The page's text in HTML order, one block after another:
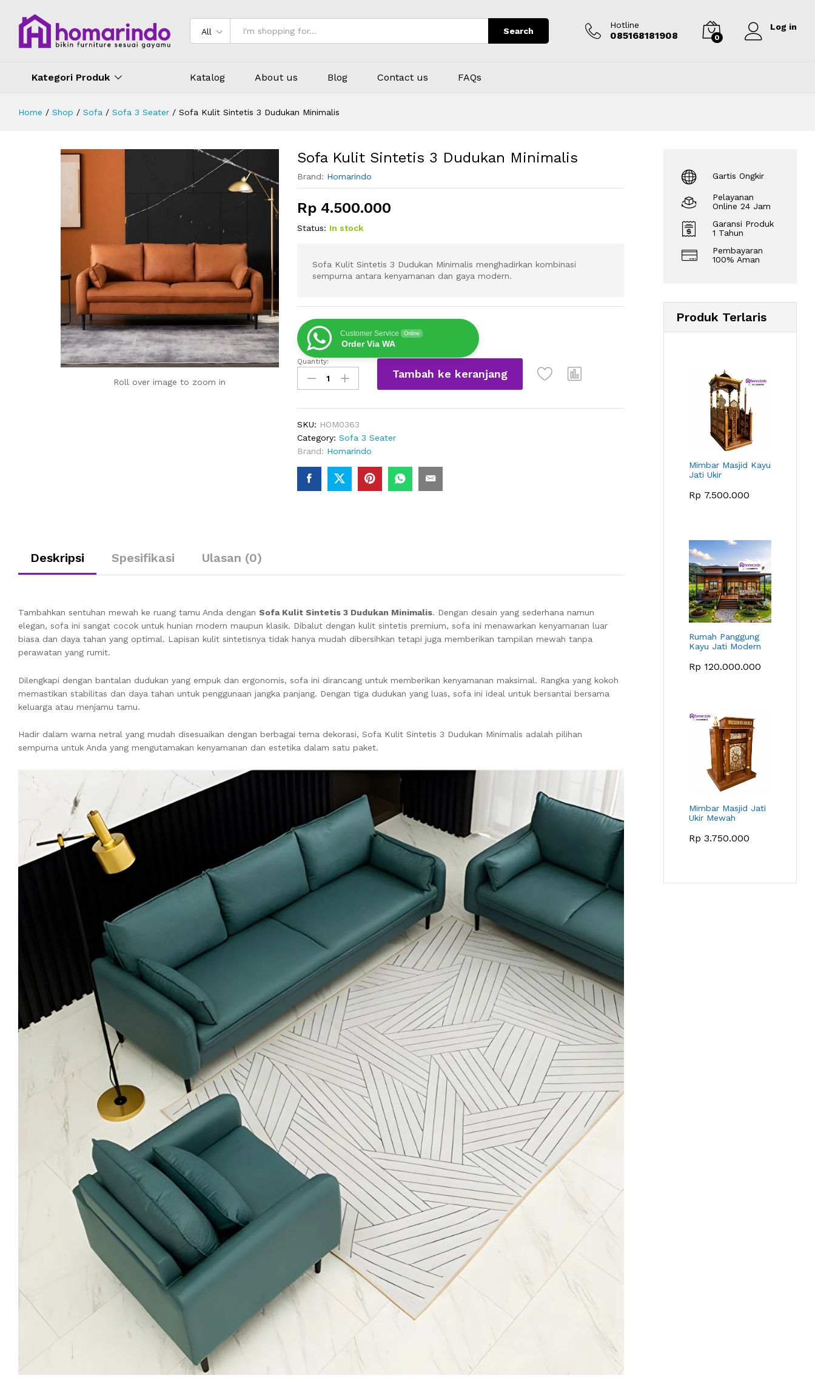
All Search
Hotline
085168181908 0
Log in
Kategori Produk Katalog About us Blog Contact us FAQs
Home / Shop / Sofa / Sofa 3 Seater / Sofa Kulit Sintetis 3 Dudukan Minimalis
Roll over image to zoom in
Sofa Kulit Sintetis 3 Dudukan Minimalis
Brand: Homarindo
Rp4.500.000
Status: In stock
Sofa Kulit Sintetis 3 Dudukan Minimalis menghadirkan kombinasi
sempurna antara kenyamanan dan gaya modern.
Customer Service Online
Order Via WA
Sofa
Kulit
Sintetis
Minimalis
quantity
Quantity:
Tambah ke keranjang
SKU: HOM0363
Category: Sofa 3 Seater
Brand: Homarindo
Deskripsi Spesifikasi Ulasan (0)
Tambahkan sentuhan mewah ke ruang tamu Anda dengan Sofa Kulit Sintetis 3 Dudukan Minimalis. Dengan desain yang sederhana namun
elegan, sofa ini sangat cocok untuk hunian modern maupun klasik. Dibalut dengan kulit sintetis premium, sofa ini menawarkan kenyamanan luar
biasa dan daya tahan yang optimal. Lapisan kulit sintetisnya tidak hanya mudah dibersihkan tetapi juga memberikan tampilan mewah tanpa
perawatan yang rumit.
Dilengkapi dengan bantalan dudukan yang empuk dan ergonomis, sofa ini dirancang untuk memberikan kenyamanan maksimal. Rangka yang kokoh
memastikan stabilitas dan daya tahan untuk penggunaan jangka panjang. Dengan tiga dudukan yang luas, sofa ini ideal untuk bersantai bersama
keluarga atau menjamu tamu.
Hadir dalam warna netral yang mudah disesuaikan dengan berbagai tema dekorasi, Sofa Kulit Sintetis 3 Dudukan Minimalis adalah pilihan
sempurna untuk Anda yang mengutamakan kenyamanan dan estetika dalam satu paket.
Gartis Ongkir
Pelayanan
Online 24 Jam
Garansi Produk
1 Tahun
Pembayaran
100% Aman
Produk Terlaris
Mimbar Masjid Kayu
Jati Ukir
Rp 7.500.000
Rumah Panggung
Kayu Jati Modern
Rp 120.000.000
Mimbar Masjid Jati
Ukir Mewah
Rp 3.750.000
Ulasan (0)